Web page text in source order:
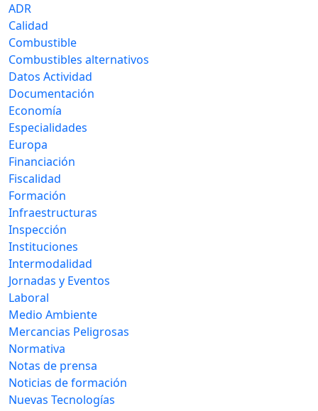
ADR
Calidad
Combustible
Combustibles alternativos
Datos Actividad
Documentación
Economía
Especialidades
Europa
Financiación
Fiscalidad
Formación
Infraestructuras
Inspección
Instituciones
Intermodalidad
Jornadas y Eventos
Laboral
Medio Ambiente
Mercancias Peligrosas
Normativa
Notas de prensa
Noticias de formación
Nuevas Tecnologías